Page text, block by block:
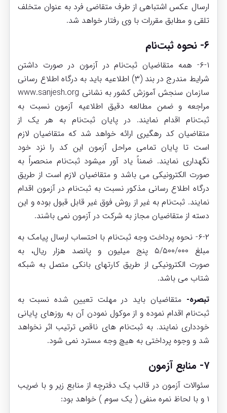
ارسال عکس اشتباهی از طرف متقاضی فرد به عنوان متخلف
تلقی و مطابق مقررات با وی رفتار خواهد شد.
۶- نحوه ثبت‌نام
۶-۱- همه متقاضیان ثبت‌نام در آزمون در صورت داشتن
شرایط مندرج در بند (۳) اطلاعیه باید به درگاه اطلاع رسانی
سازمان سنجش آموزش کشور به نشانی www.sanjesh.org
مراجعه و ضمن مطالعه دقیق اطلاعیه آزمون نسبت به
ثبت‌نام اقدام نمایند. در پایان ثبت‌نام به هر یک از
متقاضیان کد رهگیری ارائه خواهد شد که متقاضیان لازم
است تا پایان تمامی مراحل آزمون این کد را نزد خود
نگهداری نمایند. ضمناً یاد آور میشود ثبت‌نام منحصراً به
صورت الکترونیکی می باشد و متقاضیان لازم است از طریق
درگاه اطلاع رسانی مذکور نسبت به ثبت‌نام در آزمون اقدام
نمایند. ثبت‌نام به غیر از روش فوق غیر قابل قبول بوده و این
دسته از متقاضیان مجاز به شرکت در آزمون نمی باشند.
۶-۲- نحوه پرداخت وجه ثبت‌نام با احتساب ارسال پیامک به
مبلغ ۵/۵۰۰/۰۰۰ پنج میلیون و پانصد هزار ریال، به
صورت الکترونیکی از طریق کارتهای بانکی متصل به شبکه
شتاب می باشد.
تبصره- متقاضیان باید در مهلت تعیین شده نسبت به
ثبت‌نام اقدام نموده و از موکول نمودن آن به روزهای پایانی
خودداری نمایند. به ثبت‌نام های ناقص ترتیب اثر نخواهد
شد و وجوه پرداختی به هیچ وجه مسترد نمی شود.
۷- منابع آزمون
سئوالات آزمون در قالب یک دفترچه از منابع زیر و با ضریب
۱ و با لحاظ نمره منفی ( یک سوم ) خواهد بود: